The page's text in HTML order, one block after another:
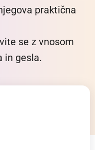
praktična
se z vnosom
in gesla.